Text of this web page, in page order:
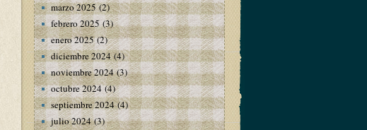
marzo 2025(2)
febrero 2025(3)
enero 2025(2)
diciembre 2024(4)
noviembre 2024(3)
octubre 2024(4)
septiembre 2024(4)
julio 2024(3)